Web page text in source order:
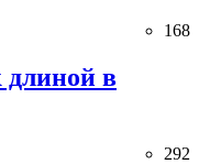
168
в
292